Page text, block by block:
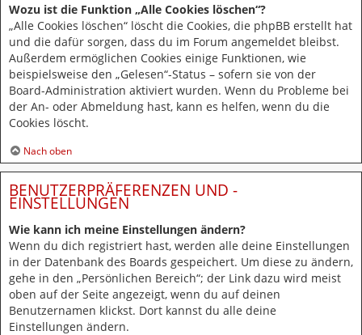
Wozu ist die Funktion „Alle Cookies löschen“?
„Alle Cookies löschen“ löscht die Cookies, die phpBB erstellt hat
und die dafür sorgen, dass du im Forum angemeldet bleibst.
Außerdem ermöglichen Cookies einige Funktionen, wie
beispielsweise den „Gelesen“-Status – sofern sie von der
Board-Administration aktiviert wurden. Wenn du Probleme bei
der An- oder Abmeldung hast, kann es helfen, wenn du die
Cookies löscht.
Nach oben
BENUTZERPRÄFERENZEN UND -
EINSTELLUNGEN
Wie kann ich meine Einstellungen ändern?
Wenn du dich registriert hast, werden alle deine Einstellungen
in der Datenbank des Boards gespeichert. Um diese zu ändern,
gehe in den „Persönlichen Bereich“; der Link dazu wird meist
oben auf der Seite angezeigt, wenn du auf deinen
Benutzernamen klickst. Dort kannst du alle deine
Einstellungen ändern.